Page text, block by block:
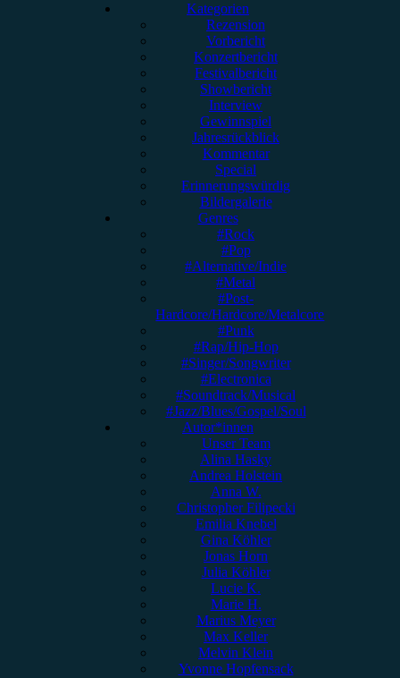
Kategorien
Rezension
Vorbericht
Konzertbericht
Festivalbericht
Showbericht
Interview
Gewinnspiel
Jahresrückblick
Kommentar
Special
Erinnerungswürdig
Bildergalerie
Genres
#Rock
#Pop
#Alternative/Indie
#Metal
#Post-
Hardcore/Hardcore/Metalcore
#Punk
#Rap/Hip-Hop
#Singer/Songwriter
#Electronica
#Soundtrack/Musical
#Jazz/Blues/Gospel/Soul
Autor*innen
Unser Team
Alina Hasky
Andrea Holstein
Anna W.
Christopher Filipecki
Emilia Knebel
Gina Köhler
Jonas Horn
Julia Köhler
Lucie K.
Marie H.
Marius Meyer
Max Keller
Melvin Klein
Yvonne Hopfensack